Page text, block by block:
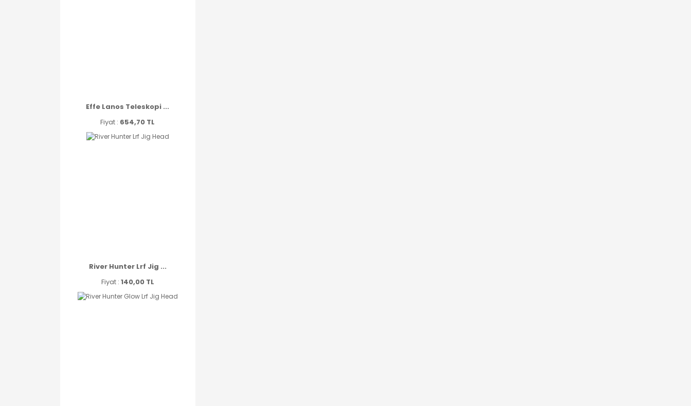
Effe Lanos Teleskopi ...
Fiyat : 654,70 TL
River Hunter Lrf Jig ...
Fiyat : 140,00 TL